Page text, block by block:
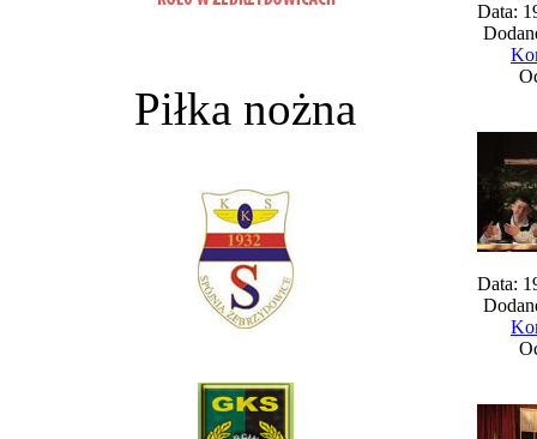
Piłka nożna
Data:
Data: